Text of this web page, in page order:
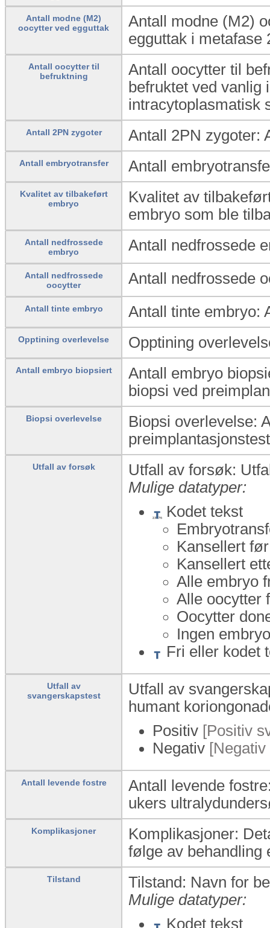
Antall modne (M2)
oocytter ved egguttak
Antall modne (M2)
egguttak i metafase
Antall oocytter til
befruktning
Antall oocytter til
befruktet ved vanlig
intracytoplasmatisk
Antall 2PN zygoter Antall 2PN zygoter:
Antall embryotransfer Antall
Kvalitet av tilbakeført
embryo
Kvalitet av
embryo som ble
Antall nedfrossede
embryo
Antall nedfrossede
Antall nedfrossede
oocytter
Antall nedfrossede
Antall tinte embryo Antall tinte embryo:
Opptining overlevelse Opptining
Antall embryo biopsiert
Antall embryo
biopsi ved
Biopsi overlevelse
Biopsi overlevelse:
Utfall av forsøk
Utfall av forsøk:
Mulige datatyper:
Kodet tekst
Kansellert
Kansellert
Alle embryo
Alle oocytter
Oocytter
Ingen
Fri eller kodet
Utfall av
svangerskapstest
Utfall av
humant
Positiv [Positiv
Negativ
Antall levende fostre
Antall levende
ukers
Komplikasjoner
Komplikasjoner:
følge av behandling
Tilstand
Tilstand: Navn for
Mulige datatyper:
Kodet tekst